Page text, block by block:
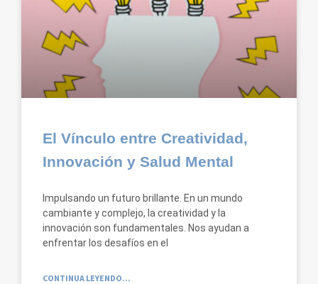
El Vínculo entre Creatividad,
Innovación y Salud Mental
Impulsando un futuro brillante. En un mundo
cambiante y complejo, la creatividad y la
innovación son fundamentales. Nos ayudan a
enfrentar los desafíos en el
CONTINUA LEYENDO...